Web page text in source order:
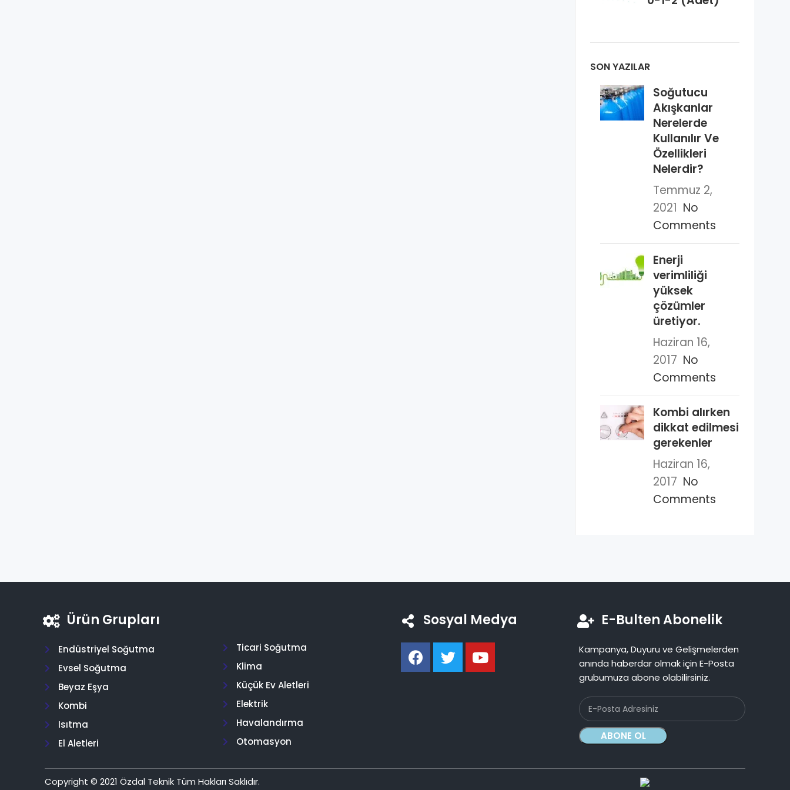
SON YAZILAR
Soğutucu
Akışkanlar
Nerelerde
Kullanılır Ve
Özellikleri
Nelerdir?
Temmuz 2,
2021 No
Comments
Enerji
verimliliği
yüksek
çözümler
üretiyor.
Haziran 16,
2017 No
Comments
Kombi alırken
dikkat edilmesi
gerekenler
Haziran 16,
2017 No
Comments
Ürün Grupları
Endüstriyel Soğutma
Evsel Soğutma
Beyaz Eşya
Kombi
Isıtma
El Aletleri
Ticari Soğutma
Klima
Küçük Ev Aletleri
Elektrik
Havalandırma
Otomasyon
Sosyal Medya E-Bulten Abonelik
Kampanya, Duyuru ve Gelişmelerden
anında haberdar olmak için E-Posta
grubumuza abone olabilirsiniz.
Copyright © 2021 Özdal Teknik Tüm Hakları Saklıdır.